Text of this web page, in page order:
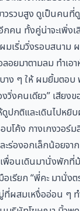
วรวบสูง ดูเป็นค
น ทั้งคู่น่าจะเพิ่งเ
มเริ่มวิ่งรอบสนา
มาตามลม ทำเอา
ๆ ให้ ผมยิ้มตอบ
งวิ่งคนเดียว” เสี
ดูปกติและเดินไป
ค้ง กางเกงวอร์
องอกเล็กน้อยจา
พื่อนเดินมานั่งพัก
เรียก “พี่คะ มา
สมเหงื่ออ่อน ๆ ท